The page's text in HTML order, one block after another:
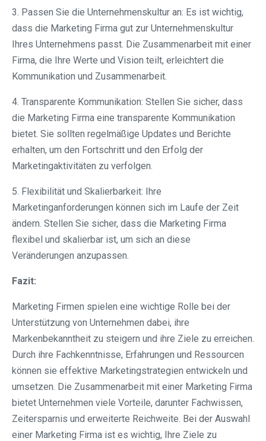
3. Passen Sie die Unternehmenskultur an: Es ist wichtig,
dass die Marketing Firma gut zur Unternehmenskultur
Ihres Unternehmens passt. Die Zusammenarbeit mit einer
Firma, die Ihre Werte und Vision teilt, erleichtert die
Kommunikation und Zusammenarbeit.
4. Transparente Kommunikation: Stellen Sie sicher, dass
die Marketing Firma eine transparente Kommunikation
bietet. Sie sollten regelmäßige Updates und Berichte
erhalten, um den Fortschritt und den Erfolg der
Marketingaktivitäten zu verfolgen.
5. Flexibilität und Skalierbarkeit: Ihre
Marketinganforderungen können sich im Laufe der Zeit
ändern. Stellen Sie sicher, dass die Marketing Firma
flexibel und skalierbar ist, um sich an diese
Veränderungen anzupassen.
Fazit:
Marketing Firmen spielen eine wichtige Rolle bei der
Unterstützung von Unternehmen dabei, ihre
Markenbekanntheit zu steigern und ihre Ziele zu erreichen.
Durch ihre Fachkenntnisse, Erfahrungen und Ressourcen
können sie effektive Marketingstrategien entwickeln und
umsetzen. Die Zusammenarbeit mit einer Marketing Firma
bietet Unternehmen viele Vorteile, darunter Fachwissen,
Zeitersparnis und erweiterte Reichweite. Bei der Auswahl
einer Marketing Firma ist es wichtig, Ihre Ziele zu